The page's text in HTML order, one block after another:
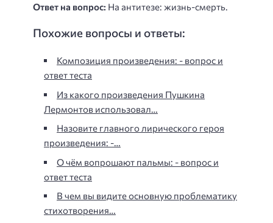
Ответ на вопрос: На антитезе: жизнь-смерть.
Похожие вопросы и ответы:
Композиция произведения: - вопрос и
ответ теста
Из какого произведения Пушкина
Лермонтов использовал…
Назовите главного лирического героя
произведения: -…
О чём вопрошают пальмы: - вопрос и
ответ теста
В чем вы видите основную проблематику
стихотворения…